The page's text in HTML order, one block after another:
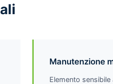
Manutenzione
Elemento